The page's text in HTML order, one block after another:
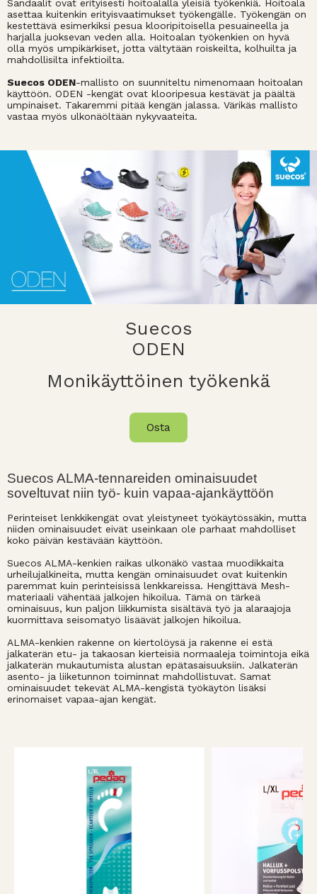
Sandaalit ovat erityisesti hoitoalalla yleisiä työkenkiä. Hoitoala
asettaa kuitenkin erityisvaatimukset työkengälle. Työkengän on
kestettävä esimerkiksi pesua klooripitoisella pesuaineella ja
harjalla juoksevan veden alla. Hoitoalan työkenkien on hyvä
olla myös umpikärkiset, jotta vältytään roiskeilta, kolhuilta ja
mahdollisilta infektioilta.
Suecos ODEN-mallisto on suunniteltu nimenomaan hoitoalan
käyttöön. ODEN -kengät ovat klooripesua kestävät ja päältä
umpinaiset. Takaremmi pitää kengän jalassa. Värikäs mallisto
vastaa myös ulkonäöltään nykyvaateita.
Suecos
ODEN
Monikäyttöinen työkenkä
Osta
Suecos ALMA-tennareiden ominaisuudet
soveltuvat niin työ- kuin vapaa-ajankäyttöön
Perinteiset lenkkikengät ovat yleistyneet työkäytössäkin, mutta
niiden ominaisuudet eivät useinkaan ole parhaat mahdolliset
koko päivän kestävään käyttöön.
Suecos ALMA-kenkien raikas ulkonäkö vastaa muodikkaita
urheilujalkineita, mutta kengän ominaisuudet ovat kuitenkin
paremmat kuin perinteisissä lenkkareissa. Hengittävä Mesh-
materiaali vähentää jalkojen hikoilua. Tämä on tärkeä
ominaisuus, kun paljon liikkumista sisältävä työ ja alaraajoja
kuormittava seisomatyö lisäävät jalkojen hikoilua.
ALMA-kenkien rakenne on kiertolöysä ja rakenne ei estä
jalkaterän etu- ja takaosan kierteisiä normaaleja toimintoja eikä
jalkaterän mukautumista alustan epätasaisuuksiin. Jalkaterän
asento- ja liiketunnon toiminnat mahdollistuvat. Samat
ominaisuudet tekevät ALMA-kengistä työkäytön lisäksi
erinomaiset vapaa-ajan kengät.